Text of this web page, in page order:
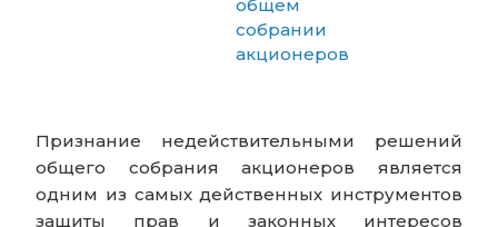
общем
собрании
акционеров
Признание недействительными решений
общего собрания акционеров является
одним из самых действенных инструментов
защиты прав и законных интересов